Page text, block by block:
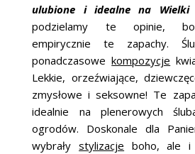
ulubione i idealne na Wielki
podzielamy te opinie, bo
empirycznie te zapachy.
ponadczasowekompozycje
Lekkie, orzeźwiające,
zmysłowe i seksowne! Te
idealnie na plenerowych
ogrodów. Doskonale dla
wybrałystylizacje boho, ale i